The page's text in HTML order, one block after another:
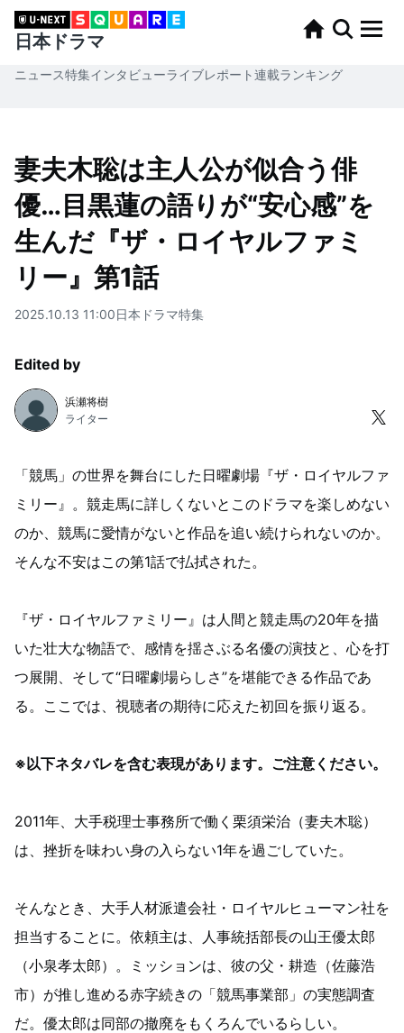
日本ドラマ
ニュース特集インタビューライブレポート連載ランキング
妻夫木聡は主人公が似合う俳
優…目黒蓮の語りが“安心感”を
生んだ『ザ・ロイヤルファミ
リー』第1話
2025.10.13 11:00日本ドラマ特集
Edited by
浜瀬将樹
ライター
「競馬」の世界を舞台にした日曜劇場『ザ・ロイヤルファ
ミリー』。競走馬に詳しくないとこのドラマを楽しめない
のか、競馬に愛情がないと作品を追い続けられないのか。
そんな不安はこの第1話で払拭された。
『ザ・ロイヤルファミリー』は人間と競走馬の20年を描
いた壮大な物語で、感情を揺さぶる名優の演技と、心を打
つ展開、そして“日曜劇場らしさ”を堪能できる作品であ
る。ここでは、視聴者の期待に応えた初回を振り返る。
※以下ネタバレを含む表現があります。ご注意ください。
2011年、大手税理士事務所で働く栗須栄治（妻夫木聡）
は、挫折を味わい身の入らない1年を過ごしていた。
そんなとき、大手人材派遣会社・ロイヤルヒューマン社を
担当することに。依頼主は、人事統括部長の山王優太郎
（小泉孝太郎）。ミッションは、彼の父・耕造（佐藤浩
市）が推し進める赤字続きの「競馬事業部」の実態調査
だ。優太郎は同部の撤廃をもくろんでいるらしい。